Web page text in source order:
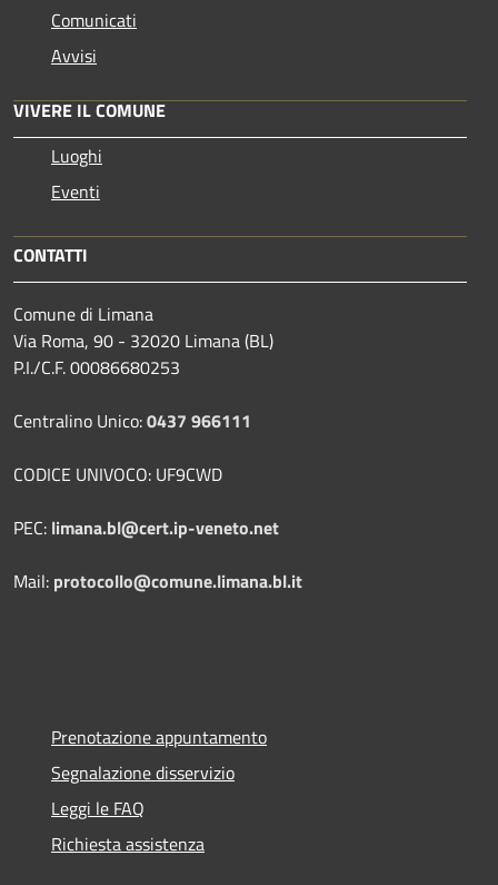
Comunicati
Avvisi
VIVERE IL COMUNE
Luoghi
Eventi
CONTATTI
Comune di Limana
Via Roma, 90 - 32020 Limana (BL)
P.I./C.F. 00086680253
Centralino Unico:0437 966111
CODICE UNIVOCO: UF9CWD
PEC: limana.bl@cert.ip-veneto.net
Mail: protocollo@comune.limana.bl.it
Prenotazione appuntamento
Segnalazione disservizio
Leggi le FAQ
Richiesta assistenza